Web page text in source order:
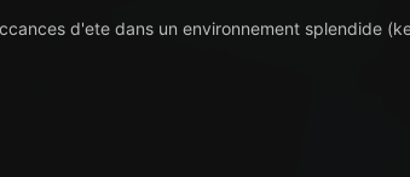
d'ete dans un environnement splendide